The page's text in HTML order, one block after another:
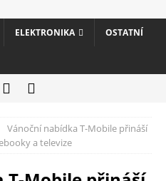
ELEKTRONIKA OSTATNÍ
Vánoční nabídka T-Mobile přináší
a televize